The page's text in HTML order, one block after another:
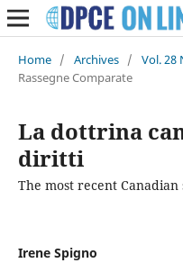
Home / Archives / Vol. 28
Rassegne Comparate
La dottrina
diritti
The most recent
Irene Spigno